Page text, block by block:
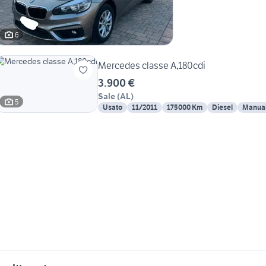
6
5
Mercedes classe A,180cdi
3.900 €
Sale (AL)
Usato 11/2011 175000 Km Diesel